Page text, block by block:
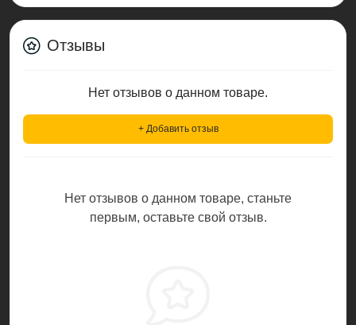
Отзывы
Нет отзывов о данном товаре.
+ Добавить отзыв
Нет отзывов о данном товаре, станьте
первым, оставьте свой отзыв.